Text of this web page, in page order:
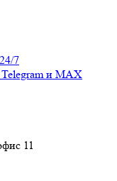
7
и MAX
11